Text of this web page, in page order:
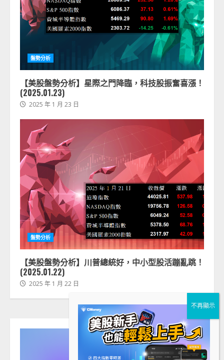
盤勢分析
【美股盤勢分析】星際之門降臨，科技股振奮喜漲！
(2025.01.23)
2025 年 1 月 23 日
盤勢分析
【美股盤勢分析】川普總統好，中小型股活蹦亂跳！
(2025.01.22)
2025 年 1 月 22 日